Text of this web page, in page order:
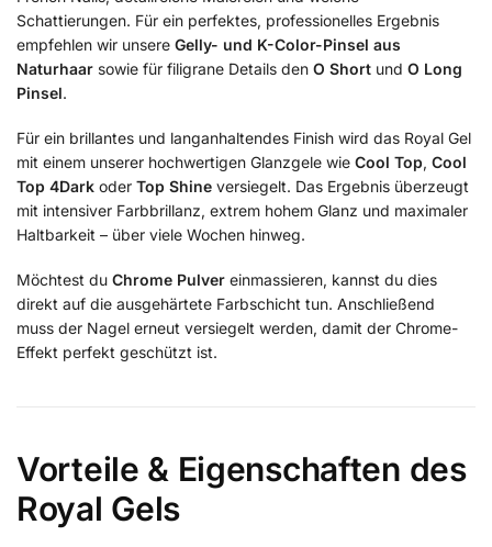
Schattierungen. Für ein perfektes, professionelles Ergebnis
empfehlen wir unsere Gelly- und K-Color-Pinsel aus
Naturhaar sowie für filigrane Details den O Short und O Long
Pinsel.
Für ein brillantes und langanhaltendes Finish wird das Royal Gel
mit einem unserer hochwertigen Glanzgele wie Cool Top, Cool
Top 4Dark oder Top Shine versiegelt. Das Ergebnis überzeugt
mit intensiver Farbbrillanz, extrem hohem Glanz und maximaler
Haltbarkeit – über viele Wochen hinweg.
Möchtest du Chrome Pulver einmassieren, kannst du dies
direkt auf die ausgehärtete Farbschicht tun. Anschließend
muss der Nagel erneut versiegelt werden, damit der Chrome-
Effekt perfekt geschützt ist.
Vorteile & Eigenschaften des
Royal Gels